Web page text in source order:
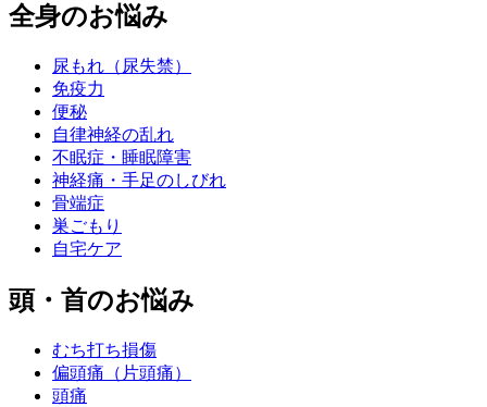
全身のお悩み
尿もれ（尿失禁）
免疫力
便秘
自律神経の乱れ
不眠症・睡眠障害
神経痛・手足のしびれ
骨端症
巣ごもり
自宅ケア
頭・首のお悩み
むち打ち損傷
偏頭痛（片頭痛）
頭痛